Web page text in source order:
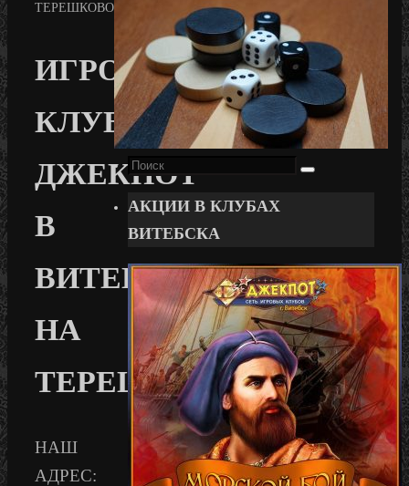
ТЕРЕШКОВОЙ
ИГРОВОЙ
КЛУБ
ДЖЕКПОТ
В
ВИТЕБСКЕ
НА
ТЕРЕШКОВОЙ
НАШ
АДРЕС:
Поиск
для:
Поиск
АКЦИИ В КЛУБАХ
ВИТЕБСКА